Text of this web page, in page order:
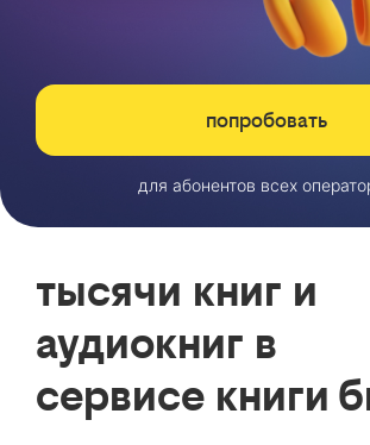
попробовать
для абонентов всех
тысячи книг и
аудиокниг в
сервисе книги